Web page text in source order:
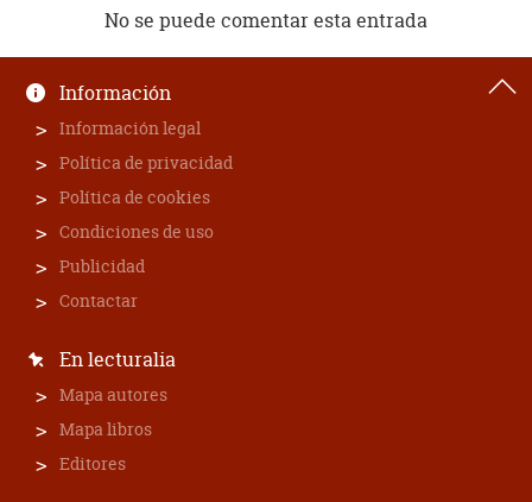
No se puede comentar esta entrada
Información
Información legal
Política de privacidad
Política de cookies
Condiciones de uso
Publicidad
Contactar
En lecturalia
Mapa autores
Mapa libros
Editores